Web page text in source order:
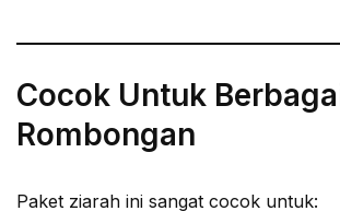
Cocok Untuk
Rombongan
Paket ziarah ini sangat cocok untuk: